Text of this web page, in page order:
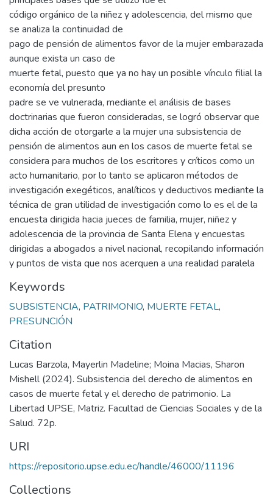
código orgánico de la niñez y adolescencia, del mismo que
se analiza la continuidad de
pago de pensión de alimentos favor de la mujer embarazada
aunque exista un caso de
muerte fetal, puesto que ya no hay un posible vínculo filial la
economía del presunto
padre se ve vulnerada, mediante el análisis de bases
doctrinarias que fueron consideradas, se logró observar que
dicha acción de otorgarle a la mujer una subsistencia de
pensión de alimentos aun en los casos de muerte fetal se
considera para muchos de los escritores y críticos como un
acto humanitario, por lo tanto se aplicaron métodos de
investigación exegéticos, analíticos y deductivos mediante la
técnica de gran utilidad de investigación como lo es el de la
encuesta dirigida hacia jueces de familia, mujer, niñez y
adolescencia de la provincia de Santa Elena y encuestas
dirigidas a abogados a nivel nacional, recopilando información
y puntos de vista que nos acerquen a una realidad paralela
Keywords
SUBSISTENCIA, PATRIMONIO, MUERTE FETAL,
PRESUNCIÓN
Citation
Lucas Barzola, Mayerlin Madeline; Moina Macias, Sharon
Mishell (2024). Subsistencia del derecho de alimentos en
casos de muerte fetal y el derecho de patrimonio. La
Libertad UPSE, Matriz. Facultad de Ciencias Sociales y de la
Salud. 72p.
URI
https://repositorio.upse.edu.ec/handle/46000/11196
Collections